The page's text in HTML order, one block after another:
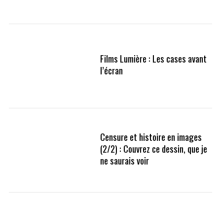
Films Lumière : Les cases avant
l’écran
Censure et histoire en images
(2/2) : Couvrez ce dessin, que je
ne saurais voir